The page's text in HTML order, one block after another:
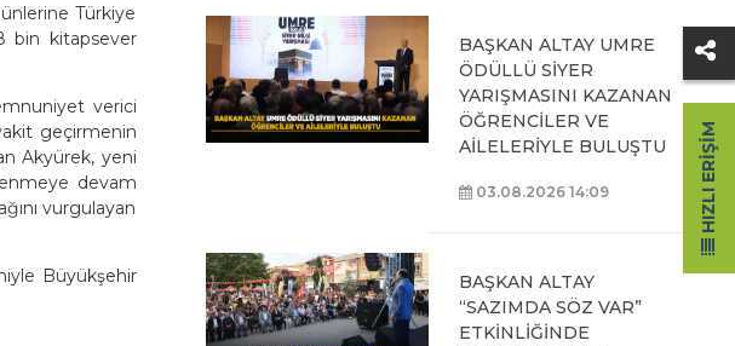
Türkiye
bin kitapsever
verici
geçirmenin
Akyürek, yeni
devam
vurgulayan
Büyükşehir
BAŞKAN ALTAY UMRE
ÖDÜLLÜ SİYER
YARIŞMASINI KAZANAN
ÖĞRENCİLER VE
AİLELERİYLE BULUŞTU
03.08.2026 14:09
BAŞKAN ALTAY
“SAZIMDA SÖZ VAR”
ETKİNLİĞİNDE
HIZLI ERIŞIM